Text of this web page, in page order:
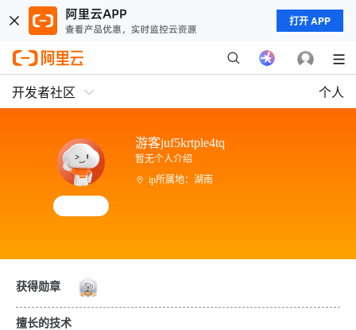
打开 APP
开发者社区 个人
游客juf5krtple4tq
暂无个人介绍
ip所属地：湖南
获得勋章
擅长的技术